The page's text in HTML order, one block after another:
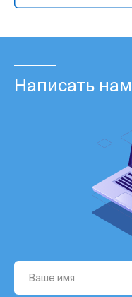
Написать нам